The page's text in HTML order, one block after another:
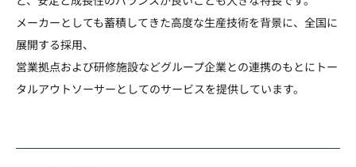
メーカーとしても蓄積してきた高度な生産技術を背景に、全国に
展開する採用、
営業拠点および研修施設などグループ企業との連携のもとにトー
タルアウトソーサーとしてのサービスを提供しています。